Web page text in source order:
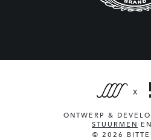
X
ONTWERP &
STUURMEN
EN
© 2026